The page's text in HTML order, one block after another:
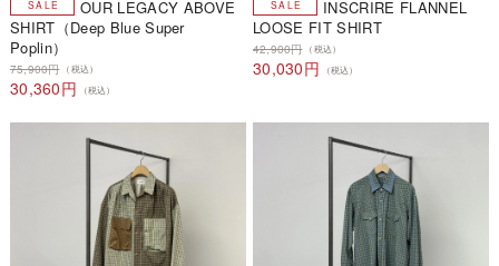
OUR LEGACY ABOVE
SHIRT（Deep Blue Super
Poplin）
75,900円 （税込）
30,360円 （税込）
INSCRIRE FLANNEL
LOOSE FIT SHIRT
42,900円 （税込）
30,030円 （税込）